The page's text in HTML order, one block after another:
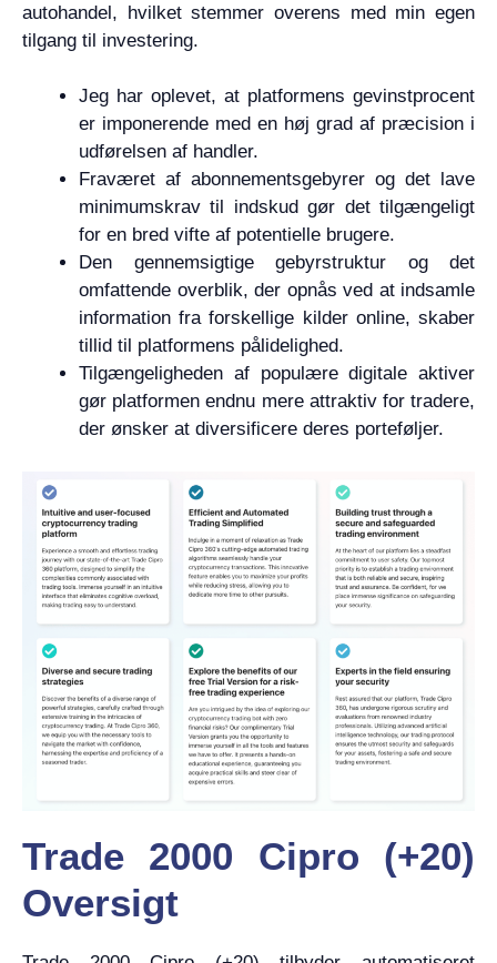
autohandel, hvilket stemmer overens med min egen
tilgang til investering.
Jeg har oplevet, at platformens gevinstprocent
er imponerende med en høj grad af præcision i
udførelsen af handler.
Fraværet af abonnementsgebyrer og det lave
minimumskrav til indskud gør det tilgængeligt
for en bred vifte af potentielle brugere.
Den gennemsigtige gebyrstruktur og det
omfattende overblik, der opnås ved at indsamle
information fra forskellige kilder online, skaber
tillid til platformens pålidelighed.
Tilgængeligheden af populære digitale aktiver
gør platformen endnu mere attraktiv for tradere,
der ønsker at diversificere deres porteføljer.
Trade 2000 Cipro (+20)
Oversigt